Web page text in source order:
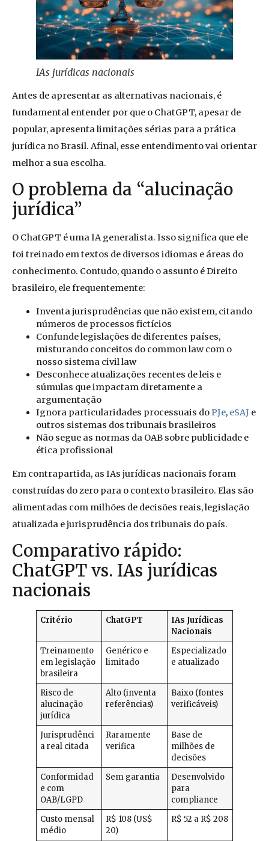
IAs jurídicas nacionais
Antes de apresentar as alternativas nacionais, é
fundamental entender por que o ChatGPT, apesar de
popular, apresenta limitações sérias para a prática
jurídica no Brasil. Afinal, esse entendimento vai orientar
melhor a sua escolha.
O problema da “alucinação
jurídica”
O ChatGPT é uma IA generalista. Isso significa que ele
foi treinado em textos de diversos idiomas e áreas do
conhecimento. Contudo, quando o assunto é Direito
brasileiro, ele frequentemente:
Inventa jurisprudências que não existem, citando
números de processos fictícios
Confunde legislações de diferentes países,
misturando conceitos do common law com o
nosso sistema civil law
Desconhece atualizações recentes de leis e
súmulas que impactam diretamente a
argumentação
Ignora particularidades processuais doPJe, eSAJ e
outros sistemas dos tribunais brasileiros
Não segue as normas da OAB sobre publicidade e
ética profissional
Em contrapartida, as IAs jurídicas nacionais foram
construídas do zero para o contexto brasileiro. Elas são
alimentadas com milhões de decisões reais, legislação
atualizada e jurisprudência dos tribunais do país.
Comparativo rápido:
ChatGPT vs. IAs jurídicas
nacionais
Critério ChatGPT
IAs Jurídicas
Nacionais
Treinamento
em legislação
brasileira
Genérico e
limitado
Especializado
e atualizado
Risco de
alucinação
jurídica
Alto (inventa
referências)
Baixo (fontes
verificáveis)
Jurisprudênci
a real citada
Raramente
verifica
Base de
milhões de
decisões
Conformidad
e com
OAB/LGPD
Sem garantia
Desenvolvido
para
compliance
Custo mensal
médio
R$ 108 (US$
20)
R$ 52 a R$ 208